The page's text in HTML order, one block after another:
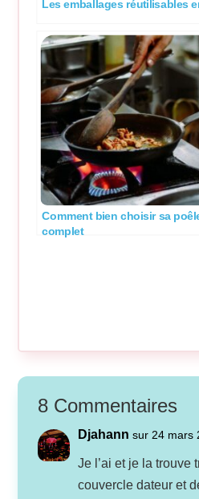
Les emballages réutilisables
Comment bien choisir sa
complet
8 Commentaires
Djahann sur 24 mars
Je l’ai et je la trouve
couvercle dateur et